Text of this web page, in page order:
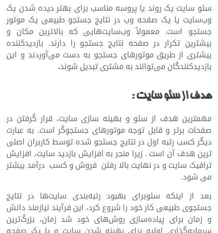
سئو سایت یک روند یا پروسه مناسب برای بهتر دیده‌ شدن یک
وب‌سایت یا یک صفحه وب در نتایج جستجو طبیعی یک موتور
جستجو است. معمولاً وب‌سایت‌هایی که بالاترین مکان و
بیشترین تکرار در صفحه نتایج جستجو را دارند. بازدیدکننده
بیشتری از طریق موتورهای جستجو به دست می‌آوردند و این
بازدیدکنندگان می‌توانند به مشتری تبدیل شوند.
هدف از سئو سایت:
مهمترین هدف از سئو و بهینه سازی سایت، قرار گرفتن در
صفحات برتر و قابل توجه موتورهای جستجوگر است. به عبارت
دیگر کسب رتبه اول در نتایج جستجو شده توسط کاربران اصلی
ترین هدف آن است . زیرا منجر به افزایش بازدید سایت، افزایش
ترافیک سایت و در نهایت بالا رفتن فروش و کسب درآمد بیشتر
می شود.
بعد از اینکه سئوبرای بهبود رتبه‌بندی سایت‌ها در نتایج
جستجوی طبیعی کار خود را شروع کرد، این فرآیند نیازمند دانش
و زمان برای پیاده‌سازی روش‌های خود شد زمان، بزرگ‌ترین